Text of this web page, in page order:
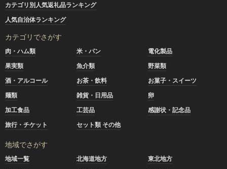
カテゴリ別人気返礼品ランキング
人気自治体ランキング
カテゴリでさがす
肉・ハム類 米・パン
電化製品
果実類
魚介類
野菜類
酒・アルコール
お茶・飲料
お菓子・スイーツ
麺類
雑貨・日用品
卵
加工食品
工芸品
感謝状・記念品
旅行・チケット
セット類 その他
地域でさがす
地域一覧 北海道地方
東北地方